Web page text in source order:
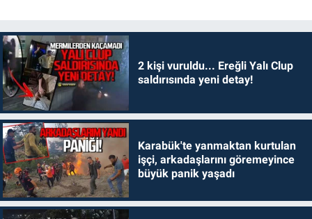
2 kişi vuruldu... Ereğli Yalı Clup
saldırısında yeni detay!
Karabük'te yanmaktan kurtulan
işçi, arkadaşlarını göremeyince
büyük panik yaşadı